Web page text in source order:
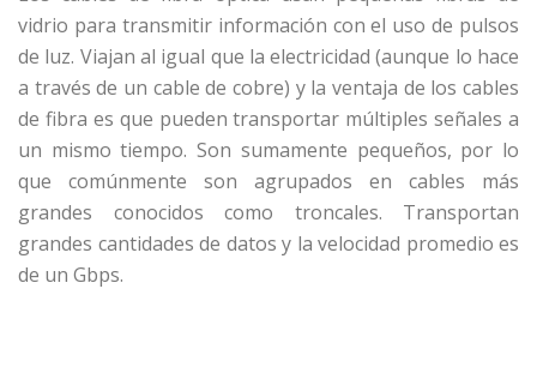
vidrio para transmitir información con el uso de pulsos
de luz. Viajan al igual que la electricidad (aunque lo hace
a través de un cable de cobre) y la ventaja de los cables
de fibra es que pueden transportar múltiples señales a
un mismo tiempo. Son sumamente pequeños, por lo
que comúnmente son agrupados en cables más
grandes conocidos como troncales. Transportan
grandes cantidades de datos y la velocidad promedio es
de un Gbps.